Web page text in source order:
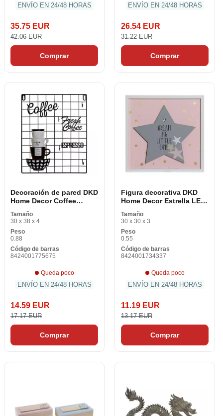
ENVÍO EN 24/48 HORAS
35.75 EUR
42.06 EUR
Comprar
ENVÍO EN 24/48 HORAS
26.54 EUR
31.22 EUR
Comprar
Decoración de pared DKD
Home Decor Coffee
x 4 x 38 cm
Tamaño
30 x 38 x 4
Peso
0.88
Código de barras
8424001775675
Queda poco
ENVÍO EN 24/48 HORAS
14.59 EUR
17.17 EUR
Comprar
Figura decorativa DKD
Home Decor Estrella LED
Tamaño
30 x 30 x 3
Peso
0.55
Código de barras
8424001734337
Queda poco
ENVÍO EN 24/48 HORAS
11.19 EUR
13.17 EUR
Comprar